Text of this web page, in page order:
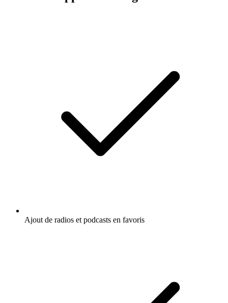
Ajout de radios et podcasts en favoris